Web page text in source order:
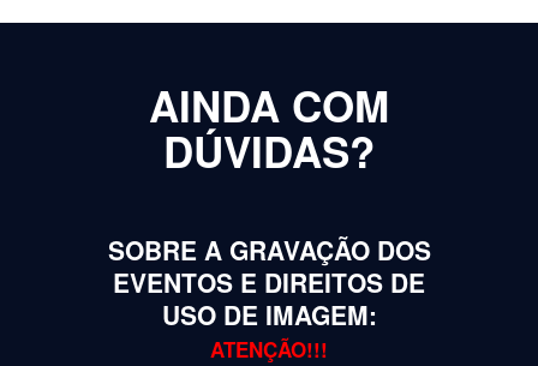
AINDA COM
DÚVIDAS?
SOBRE A GRAVAÇÃO DOS
EVENTOS E DIREITOS DE
USO DE IMAGEM:
ATENÇÃO!!!